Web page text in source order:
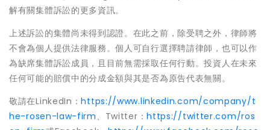
解有關集體訴訟的更多資訊。
上述訴訟的集體尚未得到認證。在此之前，除受聘之外，律師將
不會為個人提供法律服務。個人可自行選擇聘請律師，也可以作
為缺席集體訴訟成員，且目前無需採取任何行動。投資人在未來
任何可能的賠償中的分成金額與其是否為原告代表無關。
敬請在LinkedIn：https://www.linkedin.com/company/t
he-rosen-law-firm 、Twitter：https://twitter.com/ros